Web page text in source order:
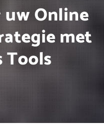
Online
met
Tools